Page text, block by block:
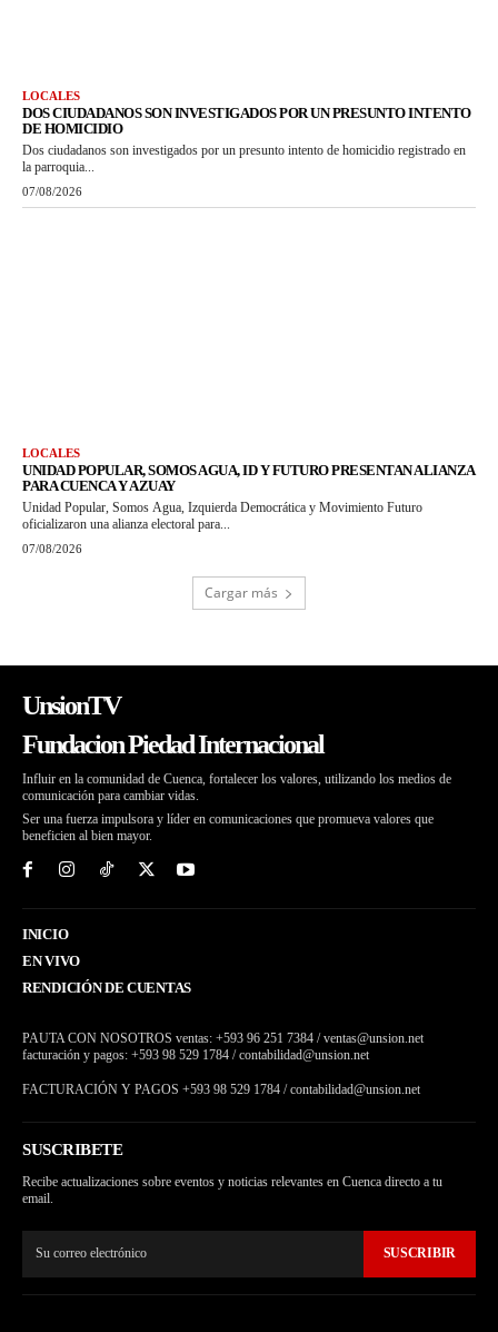
LOCALES
DOS CIUDADANOS SON INVESTIGADOS POR UN PRESUNTO INTENTO
DE HOMICIDIO
Dos ciudadanos son investigados por un presunto intento de homicidio registrado en
la parroquia...
07/08/2026
LOCALES
UNIDAD POPULAR, SOMOS AGUA, ID Y FUTURO PRESENTAN ALIANZA
PARA CUENCA Y AZUAY
Unidad Popular, Somos Agua, Izquierda Democrática y Movimiento Futuro
oficializaron una alianza electoral para...
07/08/2026
Cargar más
UnsionTV
Fundacion Piedad Internacional
Influir en la comunidad de Cuenca, fortalecer los valores, utilizando los medios de
comunicación para cambiar vidas.
Ser una fuerza impulsora y líder en comunicaciones que promueva valores que
beneficien al bien mayor.
INICIO
EN VIVO
RENDICIÓN DE CUENTAS
PAUTA CON NOSOTROS ventas: +593 96 251 7384 / ventas@unsion.net
facturación y pagos: +593 98 529 1784 / contabilidad@unsion.net
FACTURACIÓN Y PAGOS +593 98 529 1784 / contabilidad@unsion.net
SUSCRIBETE
Recibe actualizaciones sobre eventos y noticias relevantes en Cuenca directo a tu
email.
SUSCRIBIR